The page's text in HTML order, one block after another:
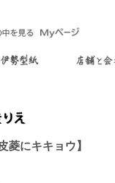
にキキョウ】